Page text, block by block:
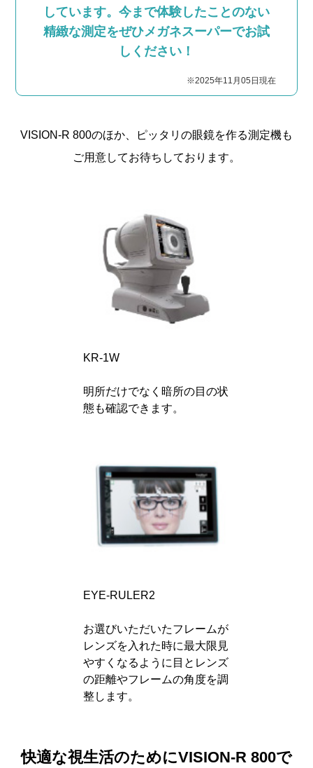
しています。 今まで体験したことのない
精緻な測定をぜひメガネスーパーでお試
しください！
※2025年11月05日現在
VISION-R 800のほか、ピッタリの眼鏡を作る測定機も
ご用意してお待ちしております。
KR-1W
明所だけでなく暗所の目の状
態も確認できます。
EYE-RULER2
お選びいただいたフレームが
レンズを入れた時に最大限見
やすくなるように目とレンズ
の距離やフレームの角度を調
整します。
快適な視生活のためにVISION-R 800で